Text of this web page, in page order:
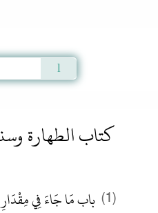
كتاب الطهارة
(1) باب مَا جَاءَ فِي